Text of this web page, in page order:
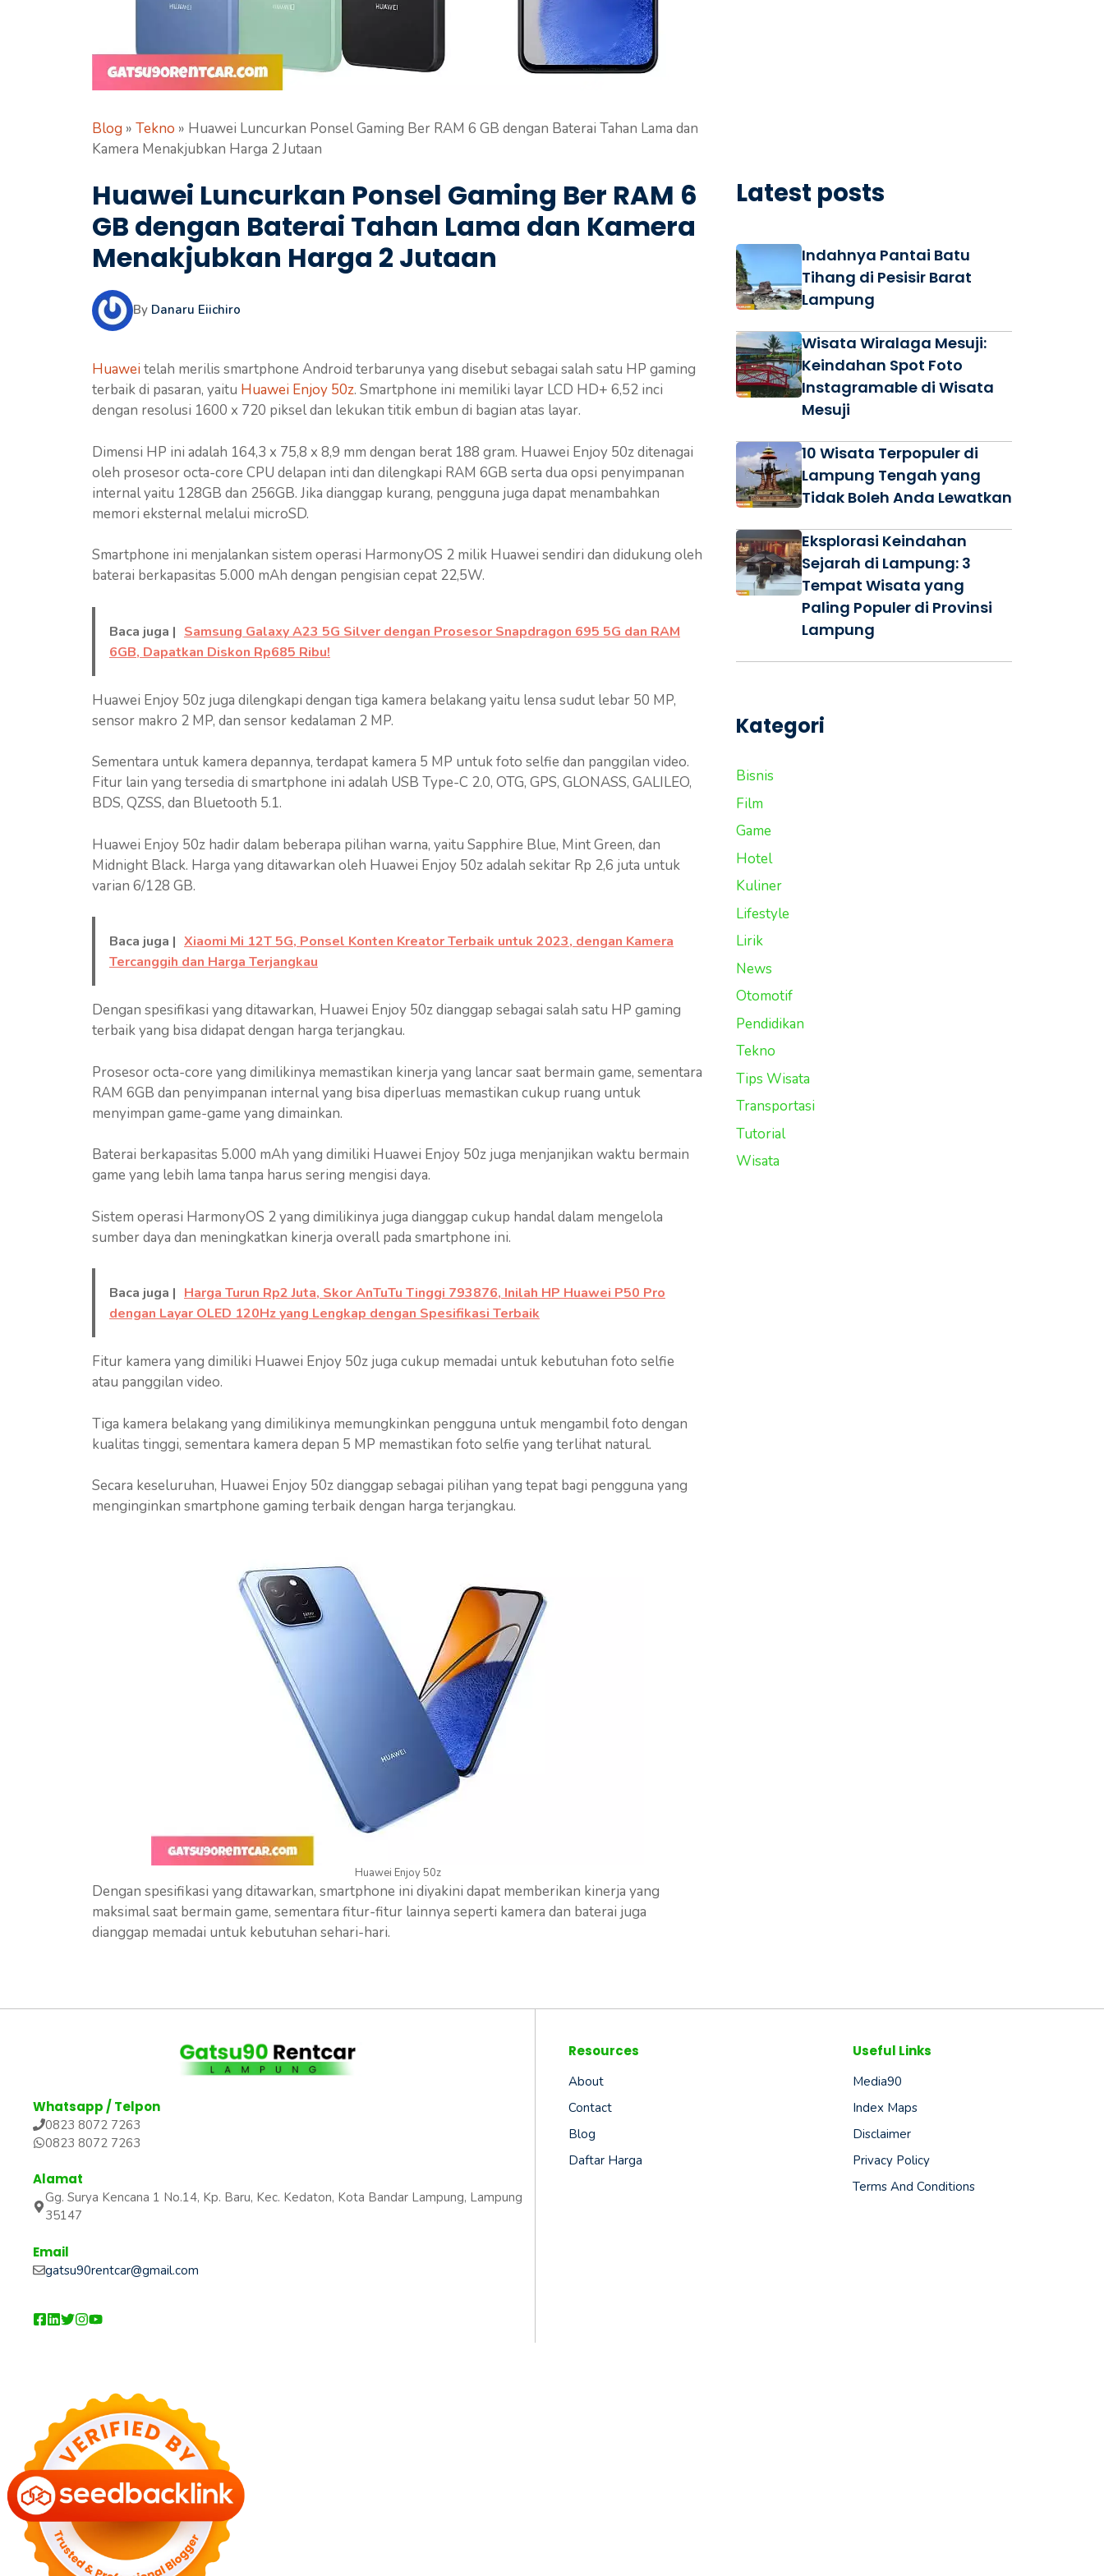
Blog » Tekno » Huawei Luncurkan Ponsel Gaming Ber RAM 6 GB dengan Baterai Tahan Lama dan
Kamera Menakjubkan Harga 2 Jutaan
Huawei Luncurkan Ponsel Gaming Ber RAM 6
GB dengan Baterai Tahan Lama dan Kamera
Menakjubkan Harga 2 Jutaan
By Danaru Eiichiro
Huaweitelah merilis smartphone Android terbarunya yang disebut sebagai salah satu HP gaming
terbaik di pasaran, yaitu Huawei Enjoy 50z. Smartphone ini memiliki layar LCD HD+ 6,52 inci
dengan resolusi 1600 x 720 piksel dan lekukan titik embun di bagian atas layar.
Dimensi HP ini adalah 164,3 x 75,8 x 8,9 mm dengan berat 188 gram. Huawei Enjoy 50z ditenagai
oleh prosesor octa-core CPU delapan inti dan dilengkapi RAM 6GB serta dua opsi penyimpanan
internal yaitu 128GB dan 256GB. Jika dianggap kurang, pengguna juga dapat menambahkan
memori eksternal melalui microSD.
Smartphone ini menjalankan sistem operasi HarmonyOS 2 milik Huawei sendiri dan didukung oleh
baterai berkapasitas 5.000 mAh dengan pengisian cepat 22,5W.
Baca juga | Samsung Galaxy A23 5G Silver dengan Prosesor Snapdragon 695 5G dan RAM
6GB, Dapatkan Diskon Rp685 Ribu!
Huawei Enjoy 50z juga dilengkapi dengan tiga kamera belakang yaitu lensa sudut lebar 50 MP,
sensor makro 2 MP, dan sensor kedalaman 2 MP.
Sementara untuk kamera depannya, terdapat kamera 5 MP untuk foto selfie dan panggilan video.
Fitur lain yang tersedia di smartphone ini adalah USB Type-C 2.0, OTG, GPS, GLONASS, GALILEO,
BDS, QZSS, dan Bluetooth 5.1.
Huawei Enjoy 50z hadir dalam beberapa pilihan warna, yaitu Sapphire Blue, Mint Green, dan
Midnight Black. Harga yang ditawarkan oleh Huawei Enjoy 50z adalah sekitar Rp 2,6 juta untuk
varian 6/128 GB.
Baca juga | Xiaomi Mi 12T 5G, Ponsel Konten Kreator Terbaik untuk 2023, dengan Kamera
Tercanggih dan Harga Terjangkau
Dengan spesifikasi yang ditawarkan, Huawei Enjoy 50z dianggap sebagai salah satu HP gaming
terbaik yang bisa didapat dengan harga terjangkau.
Prosesor octa-core yang dimilikinya memastikan kinerja yang lancar saat bermain game, sementara
RAM 6GB dan penyimpanan internal yang bisa diperluas memastikan cukup ruang untuk
menyimpan game-game yang dimainkan.
Baterai berkapasitas 5.000 mAh yang dimiliki Huawei Enjoy 50z juga menjanjikan waktu bermain
game yang lebih lama tanpa harus sering mengisi daya.
Sistem operasi HarmonyOS 2 yang dimilikinya juga dianggap cukup handal dalam mengelola
sumber daya dan meningkatkan kinerja overall pada smartphone ini.
Baca juga | Harga Turun Rp2 Juta, Skor AnTuTu Tinggi 793876, Inilah HP Huawei P50 Pro
dengan Layar OLED 120Hz yang Lengkap dengan Spesifikasi Terbaik
Fitur kamera yang dimiliki Huawei Enjoy 50z juga cukup memadai untuk kebutuhan foto selfie
atau panggilan video.
Tiga kamera belakang yang dimilikinya memungkinkan pengguna untuk mengambil foto dengan
kualitas tinggi, sementara kamera depan 5 MP memastikan foto selfie yang terlihat natural.
Secara keseluruhan, Huawei Enjoy 50z dianggap sebagai pilihan yang tepat bagi pengguna yang
menginginkan smartphone gaming terbaik dengan harga terjangkau.
Huawei Enjoy 50z
Dengan spesifikasi yang ditawarkan, smartphone ini diyakini dapat memberikan kinerja yang
maksimal saat bermain game, sementara fitur-fitur lainnya seperti kamera dan baterai juga
dianggap memadai untuk kebutuhan sehari-hari.
Latest posts
Indahnya Pantai Batu
Tihang di Pesisir Barat
Lampung
Wisata Wiralaga Mesuji:
Keindahan Spot Foto
Instagramable di Wisata
Mesuji
10 Wisata Terpopuler di
Lampung Tengah yang
Tidak Boleh Anda Lewatkan
Eksplorasi Keindahan
Sejarah di Lampung: 3
Tempat Wisata yang
Paling Populer di Provinsi
Lampung
Kategori
Bisnis
Film
Game
Hotel
Kuliner
Lifestyle
Lirik
News
Otomotif
Pendidikan
Tekno
Tips Wisata
Transportasi
Tutorial
Wisata
Whatsapp / Telpon
0823 8072 7263
0823 8072 7263
Alamat
Gg. Surya Kencana 1 No.14, Kp. Baru, Kec. Kedaton, Kota Bandar Lampung, Lampung
35147
Email
gatsu90rentcar@gmail.com
Resources
About
Contact
Blog
Daftar Harga
Useful Links
Media90
Index Maps
Disclaimer
Privacy Policy
Terms And Conditions